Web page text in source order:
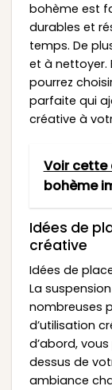
bohème est
durables et
temps. De
et à nettoyer.
pourrez
parfaite qui
créative à
Voir cette
bohème
Idées de
créative
Idées de
La
nombreuses
d’utilisation
d’abord,
dessus de
ambiance